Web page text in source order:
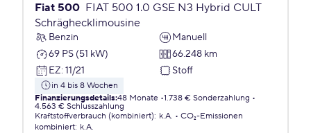
Fiat 500 FIAT 500 1.0 GSE N3 Hybrid CULT
Schräghecklimousine
Benzin
Manuell
69 PS (51 kW)
66.248 km
EZ: 11/21 Stoff
in 4 bis 8 Wochen
Finanzierungsdetails:48 Monate 1.738 € Sonderzahlung
4.563 € Schlusszahlung
Kraftstoffverbrauch (kombiniert): k.A.
CO₂-Emissionen
kombiniert: k.A.